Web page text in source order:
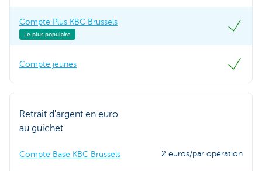
Compte Plus KBC Brussels
Le plus populaire
Compte jeunes
Retrait d'argent en euro
au guichet
Compte Base KBC Brussels 2 euros/par opération